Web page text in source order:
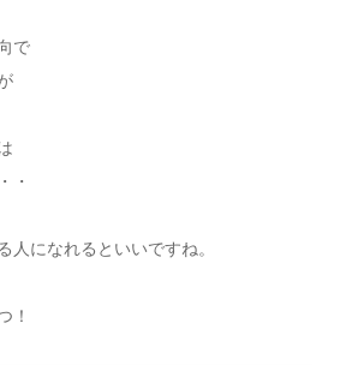
で
・
人になれるといいですね。
！